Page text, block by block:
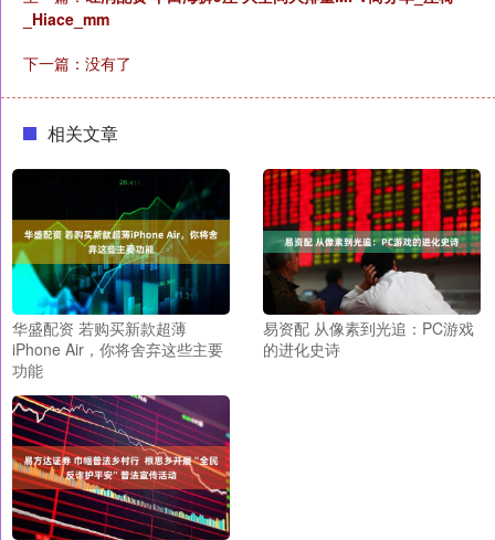
_Hiace_mm
下一篇：没有了
相关文章
华盛配资 若购买新款超薄
iPhone Air，你将舍弃这些主要
功能
易资配 从像素到光追：PC游戏
的进化史诗